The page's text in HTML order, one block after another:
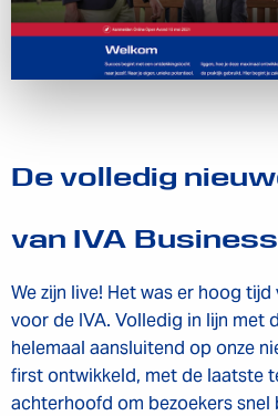
De volledig
van IVA
We zijn live! Het was er hoog
voor de IVA. Volledig in lijn met
helemaal aansluitend op onze
first ontwikkeld, met de laatste
achterhoofd om bezoekers